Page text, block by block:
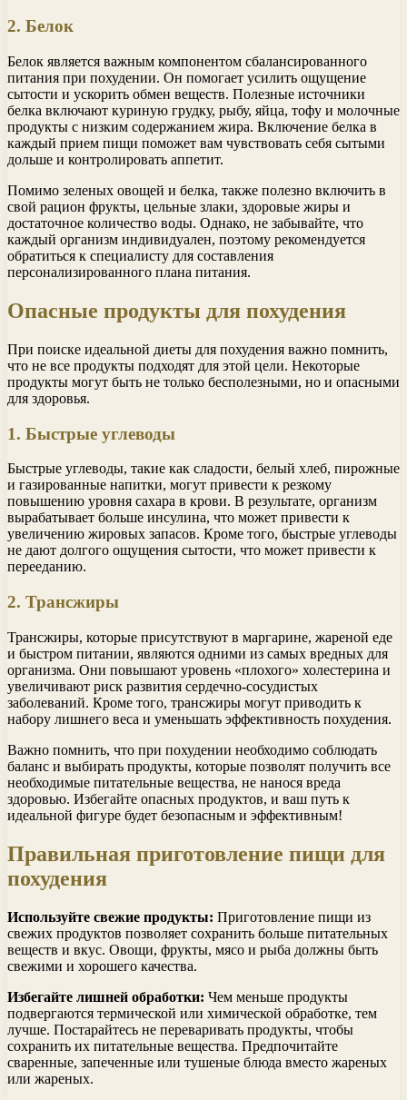
2. Белок
Белок является важным компонентом сбалансированного
питания при похудении. Он помогает усилить ощущение
сытости и ускорить обмен веществ. Полезные источники
белка включают куриную грудку, рыбу, яйца, тофу и молочные
продукты с низким содержанием жира. Включение белка в
каждый прием пищи поможет вам чувствовать себя сытыми
дольше и контролировать аппетит.
Помимо зеленых овощей и белка, также полезно включить в
свой рацион фрукты, цельные злаки, здоровые жиры и
достаточное количество воды. Однако, не забывайте, что
каждый организм индивидуален, поэтому рекомендуется
обратиться к специалисту для составления
персонализированного плана питания.
Опасные продукты для похудения
При поиске идеальной диеты для похудения важно помнить,
что не все продукты подходят для этой цели. Некоторые
продукты могут быть не только бесполезными, но и опасными
для здоровья.
1. Быстрые углеводы
Быстрые углеводы, такие как сладости, белый хлеб, пирожные
и газированные напитки, могут привести к резкому
повышению уровня сахара в крови. В результате, организм
вырабатывает больше инсулина, что может привести к
увеличению жировых запасов. Кроме того, быстрые углеводы
не дают долгого ощущения сытости, что может привести к
перееданию.
2. Трансжиры
Трансжиры, которые присутствуют в маргарине, жареной еде
и быстром питании, являются одними из самых вредных для
организма. Они повышают уровень «плохого» холестерина и
увеличивают риск развития сердечно-сосудистых
заболеваний. Кроме того, трансжиры могут приводить к
набору лишнего веса и уменьшать эффективность похудения.
Важно помнить, что при похудении необходимо соблюдать
баланс и выбирать продукты, которые позволят получить все
необходимые питательные вещества, не нанося вреда
здоровью. Избегайте опасных продуктов, и ваш путь к
идеальной фигуре будет безопасным и эффективным!
Правильная приготовление пищи для
похудения
Используйте свежие продукты: Приготовление пищи из
свежих продуктов позволяет сохранить больше питательных
веществ и вкус. Овощи, фрукты, мясо и рыба должны быть
свежими и хорошего качества.
Избегайте лишней обработки: Чем меньше продукты
подвергаются термической или химической обработке, тем
лучше. Постарайтесь не переваривать продукты, чтобы
сохранить их питательные вещества. Предпочитайте
сваренные, запеченные или тушеные блюда вместо жареных
или жареных.